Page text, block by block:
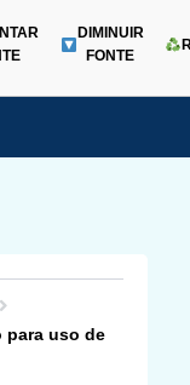
Menu
DIMINUIR
FONTE
para uso de